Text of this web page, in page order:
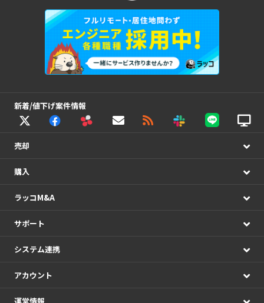
新着/値下げ案件情報
売却
購入
ラッコM&A
サポート
システム連携
アカウント